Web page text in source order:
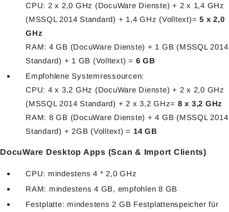
CPU: 2 x 2,0 GHz (DocuWare Dienste) + 2 x 1,4 GHz
(MSSQL 2014 Standard) + 1,4 GHz (Volltext)= 5 x 2,0
GHz
RAM: 4 GB (DocuWare Dienste) + 1 GB (MSSQL 2014
Standard) + 1 GB (Volltext) = 6 GB
Empfohlene Systemressourcen:
CPU: 4 x 3,2 GHz (DocuWare Dienste) + 2 x 2,0 GHz
(MSSQL 2014 Standard) + 2 x 3,2 GHz= 8 x 3,2 GHz
RAM: 8 GB (DocuWare Dienste) + 4 GB (MSSQL 2014
Standard) + 2GB (Volltext) = 14 GB
DocuWare Desktop Apps (Scan & Import Clients)
CPU: mindestens 4 * 2,0 GHz
RAM: mindestens 4 GB, empfohlen 8 GB
Festplatte: mindestens 2 GB Festplattenspeicher für